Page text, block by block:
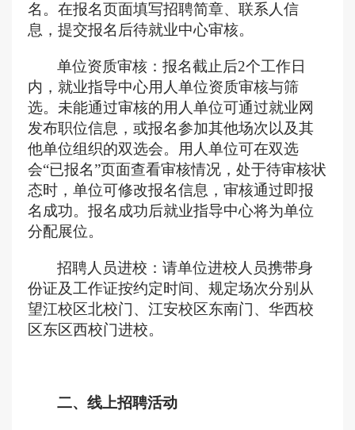
名。在报名页面填写招聘简章、联系人信
息，提交报名后待就业中心审核。
单位资质审核：报名截止后2个工作日
内，就业指导中心用人单位资质审核与筛
选。未能通过审核的用人单位可通过就业网
发布职位信息，或报名参加其他场次以及其
他单位组织的双选会。用人单位可在双选
会“已报名”页面查看审核情况，处于待审核状
态时，单位可修改报名信息，审核通过即报
名成功。报名成功后就业指导中心将为单位
分配展位。
招聘人员进校：请单位进校人员携带身
份证及工作证按约定时间、规定场次分别从
望江校区北校门、江安校区东南门、华西校
区东区西校门进校。
二、线上招聘活动